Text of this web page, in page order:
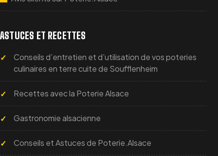
la cheminée centrale. Cette étape facilite le démoulage.
LE DÉCOR EST-IL IDENTIQUE SUR TOUS LES
Non. Le décor Cœur Frise étant réalisé à la main, de
l’autre. Chaque moule possède donc son propre
ASTUCES ET RECETTES
Conseils d’entretien et d’utilisation de vos poteries
culinaires en terre cuite de Soufflenheim
Recettes avec la Poterie Alsace
Gastronomie alsacienne
Conseils et Astuces de Poterie.Alsace